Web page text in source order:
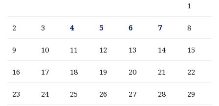
1
2 3 4 5 6 7 8
9 10 11 12 13 14 15
16 17 18 19 20 21 22
23 24 25 26 27 28 29